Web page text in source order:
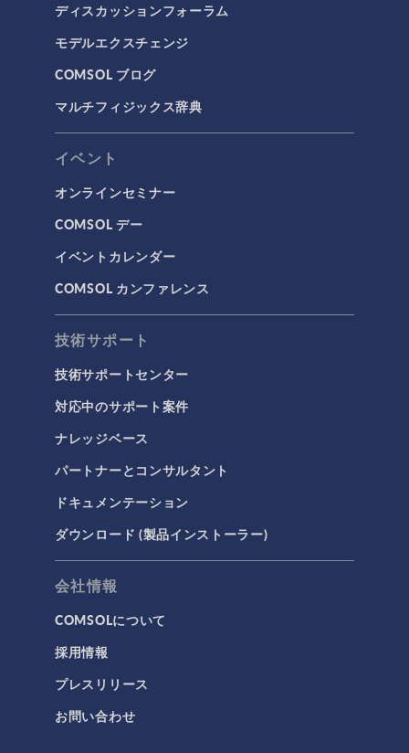
ディスカッションフォーラム
モデルエクスチェンジ
COMSOL ブログ
マルチフィジックス辞典
イベント
オンラインセミナー
COMSOL デー
イベントカレンダー
COMSOL カンファレンス
技術サポート
技術サポートセンター
対応中のサポート案件
ナレッジベース
パートナーとコンサルタント
ドキュメンテーション
ダウンロード (製品インストーラー)
会社情報
COMSOLについて
採用情報
プレスリリース
お問い合わせ